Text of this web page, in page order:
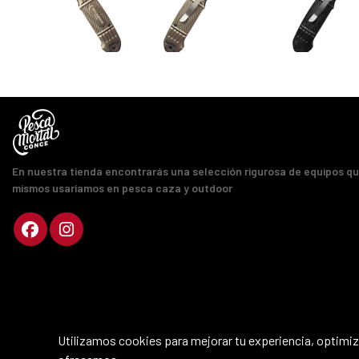
En nuestra tienda encontrarás una selección rigurosa de equipos
mismos usaríamos en pesca caza y outdoor
Utilizamos cookies para mejorar tu experiencia,